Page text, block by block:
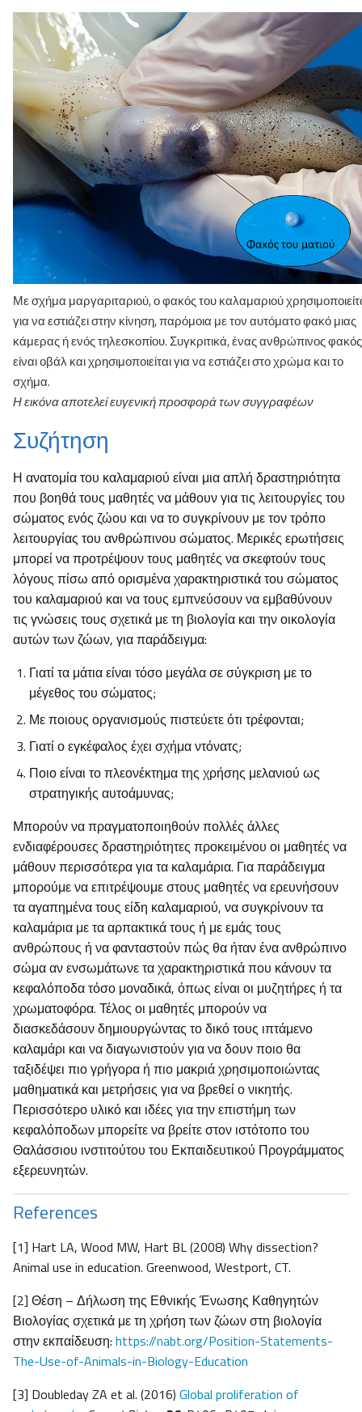
Με σχήμα μαργαριταριού, ο φακός του καλαμαριού
για να εστιάζει στην κίνηση, παρόμοια με τον αυτόματο φακό μιας
κάμερας ή ενός τηλεσκοπίου. Συγκριτικά, ένας ανθρώπινος φακός
είναι οβάλ και χρησιμοποιείται για να εστιάζει στο χρώμα και το
σχήμα.
Η εικόνα αποτελεί ευγενική προσφορά των συγγραφέων
Συζήτηση
Η ανατομία του καλαμαριού είναι μια απλή δραστηριότητα
που βοηθά τους μαθητές να μάθουν για τις λειτουργίες του
σώματος ενός ζώου και να το συγκρίνουν με τον τρόπο
λειτουργίας του ανθρώπινου σώματος. Μερικές ερωτήσεις
μπορεί να προτρέψουν τους μαθητές να σκεφτούν τους
λόγους πίσω από ορισμένα χαρακτηριστικά του σώματος
του καλαμαριού και να τους εμπνεύσουν να εμβαθύνουν
τις γνώσεις τους σχετικά με τη βιολογία και την οικολογία
αυτών των ζώων, για παράδειγμα:
Γιατί τα μάτια είναι τόσο μεγάλα σε σύγκριση με το
μέγεθος του σώματος;
Με ποιους οργανισμούς πιστεύετε ότι τρέφονται;
Γιατί ο εγκέφαλος έχει σχήμα ντόνατς;
Ποιο είναι το πλεονέκτημα της χρήσης μελανιού ως
στρατηγικής αυτοάμυνας;
Μπορούν να πραγματοποιηθούν πολλές άλλες
ενδιαφέρουσες δραστηριότητες προκειμένου οι μαθητές να
μάθουν περισσότερα για τα καλαμάρια. Για παράδειγμα
μπορούμε να επιτρέψουμε στους μαθητές να ερευνήσουν
τα αγαπημένα τους είδη καλαμαριού, να συγκρίνουν τα
καλαμάρια με τα αρπακτικά τους ή με εμάς τους
ανθρώπους ή να φανταστούν πώς θα ήταν ένα ανθρώπινο
σώμα αν ενσωμάτωνε τα χαρακτηριστικά που κάνουν τα
κεφαλόποδα τόσο μοναδικά, όπως είναι οι μυζητήρες ή τα
χρωματοφόρα. Τέλος οι μαθητές μπορούν να
διασκεδάσουν δημιουργώντας το δικό τους ιπτάμενο
καλαμάρι και να διαγωνιστούν για να δουν ποιο θα
ταξιδέψει πιο γρήγορα ή πιο μακριά χρησιμοποιώντας
μαθηματικά και μετρήσεις για να βρεθεί ο νικητής.
Περισσότερο υλικό και ιδέες για την επιστήμη των
κεφαλόποδων μπορείτε να βρείτε στον ιστότοπο του
Θαλάσσιου ινστιτούτου του Εκπαιδευτικού Προγράμματος
εξερευνητών.
References
[1] Hart LA, Wood MW, Hart BL (2008) Why dissection?
Animal use in education. Greenwood, Westport, CT.
[2] Θέση – Δήλωση της Εθνικής Ένωσης Καθηγητών
Βιολογίας σχετικά με τη χρήση των ζώων στη βιολογία
στην εκπαίδευση: https://nabt.org/Position-Statements-
The-Use-of-Animals-in-Biology-Education
[3] Doubleday ZA et al. (2016) Global proliferation of